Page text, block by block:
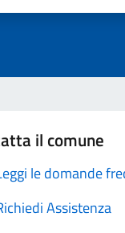
il comune
le domande
Assistenza